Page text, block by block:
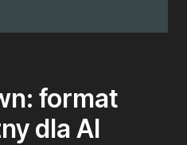
format
dla AI